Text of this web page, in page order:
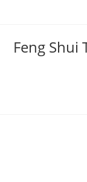
conteúdo
Feng Shui